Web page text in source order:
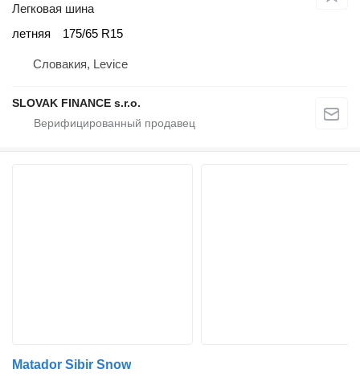
Легковая шина
летняя
175/65 R15
Словакия, Levice
SLOVAK FINANCE s.r.o.
Matador Sibir Snow